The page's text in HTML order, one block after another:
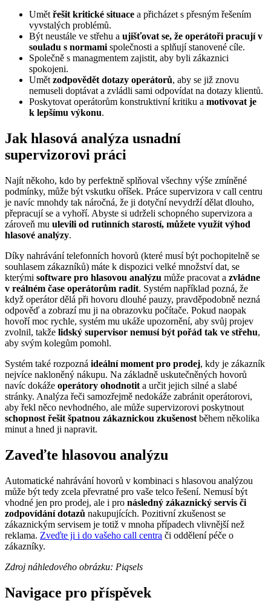
Umět řešit kritické situace a přicházet s přesným řešením
vyvstalých problémů.
Být neustále ve střehu a ujišťovat se, že operátoři pracují v
souladu s normami společnosti a splňují stanovené cíle.
Společně s managmentem zajistit, aby byli zákaznici
spokojeni.
Umět zodpovědět dotazy operátorů, aby se již znovu
nemuseli doptávat a zvládli sami odpovídat na dotazy klientů.
Poskytovat operátorům konstruktivní kritiku a motivovat je
k lepšímu výkonu.
Jak hlasová analýza usnadní
supervizorovi práci
Najít někoho, kdo by perfektně splňoval všechny výše zmíněné
podmínky, může být vskutku oříšek. Práce supervizora v call centru
je navíc mnohdy tak náročná, že ji dotyční nevydrží dělat dlouho,
přepracují se a vyhoří. Abyste si udrželi schopného supervizora a
zároveň mu ulevili od rutinních starostí, můžete využít výhod
hlasové analýzy.
Díky nahrávání telefonních hovorů (které musí být pochopitelně se
souhlasem zákazníků) máte k dispozici velké množství dat, se
kterými software pro hlasovou analýzu může pracovat a zvládne
v reálném čase operátorům radit. Systém například pozná, že
když operátor dělá při hovoru dlouhé pauzy, pravděpodobně nezná
odpověď a zobrazí mu ji na obrazovku počítače. Pokud naopak
hovoří moc rychle, systém mu ukáže upozornění, aby svůj projev
zvolnil, takže lidský supervisor nemusí být pořád tak ve střehu,
aby svým kolegům pomohl.
Systém také rozpozná ideální moment pro prodej, kdy je zákazník
nejvíce nakloněný nákupu. Na základně uskutečněných hovorů
navíc dokáže operátory ohodnotit a určit jejich silné a slabé
stránky. Analýza řeči samozřejmě nedokáže zabránit operátorovi,
aby řekl něco nevhodného, ale může supervizorovi poskytnout
schopnost řešit špatnou zákaznickou zkušenost během několika
minut a hned ji napravit.
Zaveďte hlasovou analýzu
Automatické nahrávání hovorů v kombinaci s hlasovou analýzou
může být tedy zcela převratné pro vaše telco řešení. Nemusí být
vhodné jen pro prodej, ale i pro následný zákaznický servis či
zodpovídání dotazů nakupujících. Pozitivní zkušenost se
zákaznickým servisem je totiž v mnoha případech vlivnější než
reklama. Zveďte ji i do vašeho call centra či oddělení péče o
zákazníky.
Zdroj náhledového obrázku: Piqsels
Navigace pro příspěvek